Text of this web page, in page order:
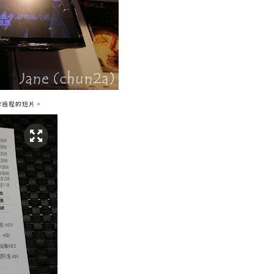
程的短片。